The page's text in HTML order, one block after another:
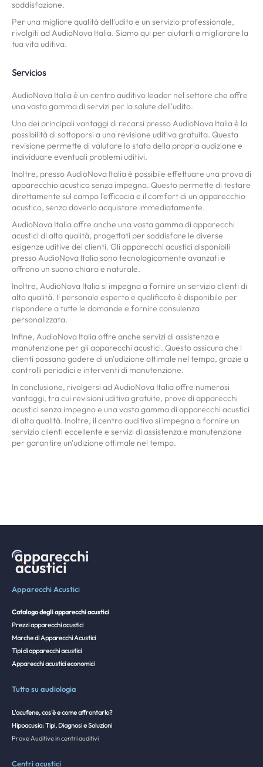
soddisfazione.
Per una migliore qualità dell'udito e un servizio professionale,
rivolgiti ad AudioNova Italia. Siamo qui per aiutarti a migliorare la
tua vita uditiva.
Servicios
AudioNova Italia è un centro auditivo leader nel settore che offre
una vasta gamma di servizi per la salute dell'udito.
Uno dei principali vantaggi di recarsi presso AudioNova Italia è la
possibilità di sottoporsi a una revisione uditiva gratuita. Questa
revisione permette di valutare lo stato della propria audizione e
individuare eventuali problemi uditivi.
Inoltre, presso AudioNova Italia è possibile effettuare una prova di
apparecchio acustico senza impegno. Questo permette di testare
direttamente sul campo l'efficacia e il comfort di un apparecchio
acustico, senza doverlo acquistare immediatamente.
AudioNova Italia offre anche una vasta gamma di apparecchi
acustici di alta qualità, progettati per soddisfare le diverse
esigenze uditive dei clienti. Gli apparecchi acustici disponibili
presso AudioNova Italia sono tecnologicamente avanzati e
offrono un suono chiaro e naturale.
Inoltre, AudioNova Italia si impegna a fornire un servizio clienti di
alta qualità. Il personale esperto e qualificato è disponibile per
rispondere a tutte le domande e fornire consulenza
personalizzata.
Infine, AudioNova Italia offre anche servizi di assistenza e
manutenzione per gli apparecchi acustici. Questo assicura che i
clienti possano godere di un'udizione ottimale nel tempo, grazie a
controlli periodici e interventi di manutenzione.
In conclusione, rivolgersi ad AudioNova Italia offre numerosi
vantaggi, tra cui revisioni uditiva gratuite, prove di apparecchi
acustici senza impegno e una vasta gamma di apparecchi acustici
di alta qualità. Inoltre, il centro auditivo si impegna a fornire un
servizio clienti eccellente e servizi di assistenza e manutenzione
per garantire un'udizione ottimale nel tempo.
Apparecchi Acustici
Catalogo degli apparecchi acustici
Prezzi apparecchi acustici
Marche di Apparecchi Acustici
Tipi di apparecchi acustici
Apparecchi acustici economici
Tutto su audiologia
L'acufene, cos'è e come affrontarlo?
Hipoacusia: Tipi, Diagnosi e Soluzioni
Prove Auditive in centri auditivi
Centri acustici